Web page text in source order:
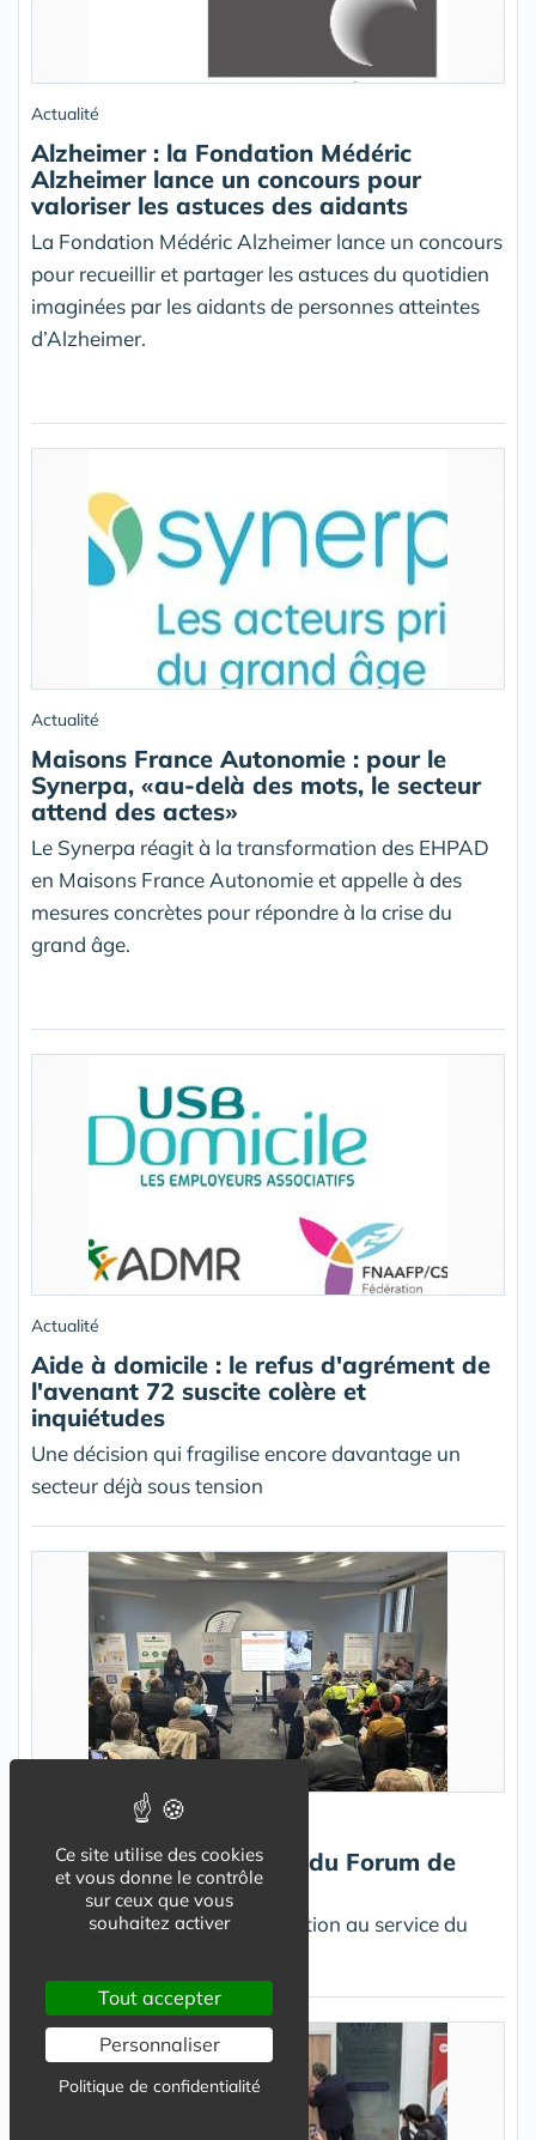
Actualité
Alzheimer : la Fondation Médéric
Alzheimer lance un concours pour
valoriser les astuces des aidants
La Fondation Médéric Alzheimer lance un concours
pour recueillir et partager les astuces du quotidien
imaginées par les aidants de personnes atteintes
d’Alzheimer.
Actualité
Maisons France Autonomie : pour le
Synerpa, «au-delà des mots, le secteur
attend des actes»
Le Synerpa réagit à la transformation des EHPAD
en Maisons France Autonomie et appelle à des
mesures concrètes pour répondre à la crise du
grand âge.
Actualité
Aide à domicile : le refus d'agrément de
l'avenant 72 suscite colère et
inquiétudes
Une décision qui fragilise encore davantage un
secteur déjà sous tension
Retour sur la 4e édition du Forum de
l'Expérimentation
un temps fort dédié à l’innovation au service du
Ce site utilise des cookies
et vous donne le contrôle
sur ceux que vous
souhaitez activer
Tout accepter
Personnaliser
Politique de confidentialité